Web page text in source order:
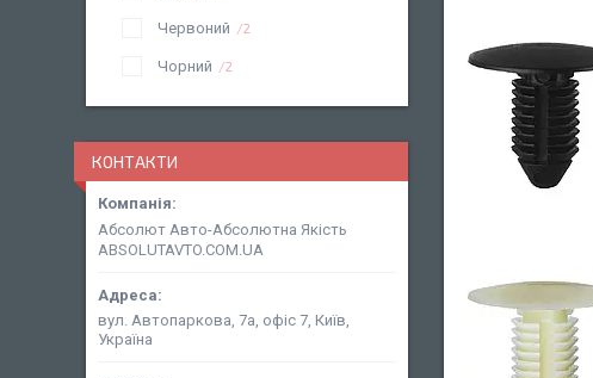
Червоний 2
Чорний 2
КОНТАКТИ
Абсолют Авто-Абсолютна Якість
ABSOLUTAVTO.COM.UA
вул. Автопаркова, 7а, офіс 7, Київ,
Україна